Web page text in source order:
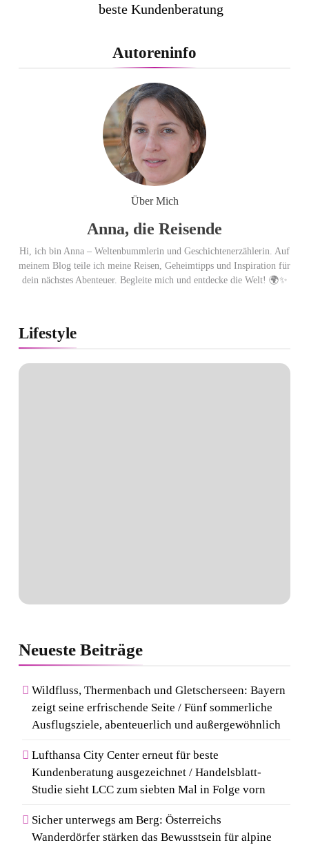
beste Kundenberatung
Studie sieht LCC zum siebten
Mal in Folge vorn
Cool down am Hintertuxer
Gletscher
Ägypten erleben mit Builder
Travel: sicher, persönlich und gut
begleitet
Autoreninfo
Über Mich
Anna, die Reisende
Hi, ich bin Anna – Weltenbummlerin und Geschichtenerzählerin. Auf
meinem Blog teile ich meine Reisen, Geheimtipps und Inspiration für
dein nächstes Abenteuer. Begleite mich und entdecke die Welt! 🌍✨
Lifestyle
Neueste Beiträge
Wildfluss, Thermenbach und Gletscherseen: Bayern
zeigt seine erfrischende Seite / Fünf sommerliche
Ausflugsziele, abenteuerlich und außergewöhnlich
Lufthansa City Center erneut für beste
Kundenberatung ausgezeichnet / Handelsblatt-
Studie sieht LCC zum siebten Mal in Folge vorn
Sicher unterwegs am Berg: Österreichs
Wanderdörfer stärken das Bewusstsein für alpine